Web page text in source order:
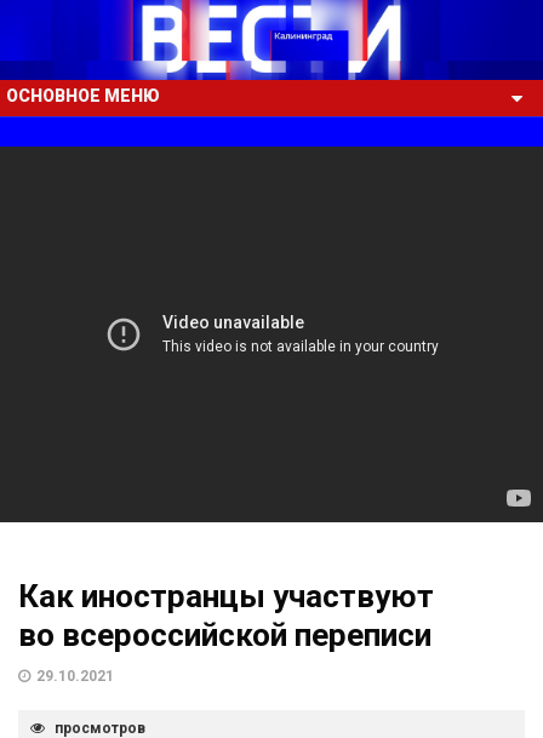
ОСНОВНОЕ МЕНЮ
Как иностранцы участвуют
во всероссийской переписи
29.10.2021
просмотров